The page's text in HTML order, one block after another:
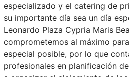
especializado y el catering de
su importante día sea un día
Leonardo Plaza Cypria Maris
comprometemos al máximo
especial posible, por lo que
profesionales en planificación